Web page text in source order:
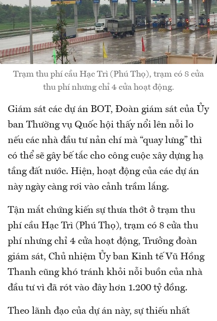
Trạm thu phí cầu Hạc Trì (Phú Thọ), trạm có 8 cửa
thu phí nhưng chỉ 4 cửa hoạt động.
Giám sát các dự án BOT, Đoàn giám sát của Ủy
ban Thường vụ Quốc hội thấy nổi lên nỗi lo
nếu các nhà đầu tư nản chí mà “quay lưng” thì
có thể sẽ gây bế tắc cho công cuộc xây dựng hạ
tầng đất nước. Hiện, hoạt động của các dự án
này ngày càng rơi vào cảnh trầm lắng.
Tận mắt chứng kiến sự thưa thớt ở trạm thu
phí cầu Hạc Trì (Phú Thọ), trạm có 8 cửa thu
phí nhưng chỉ 4 cửa hoạt động, Trưởng đoàn
giám sát, Chủ nhiệm Ủy ban Kinh tế Vũ Hồng
Thanh cũng khó tránh khỏi nỗi buồn của nhà
đầu tư vì đã rót vào đây hơn 1.200 tỷ đồng.
Theo lãnh đạo của dự án này, sự thiếu nhất